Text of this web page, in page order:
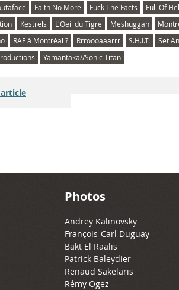
Faith No More Fuck The Facts
Full Of
Kestrels L'Oeil du Tigre Meshuggah
RAF à Montréal ? Rrroooaaarrr S.H.I.T.
Set
Yamantaka//Sonic Titan
Photos
Andrey Kalinovsky
François-Carl Duguay
Bakt El Raalis
Patrick Baleydier
Renaud Sakelaris
Rémy Ogez